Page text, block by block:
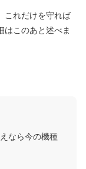
これだけを守れば
はこのあと述べま
なら今の機種